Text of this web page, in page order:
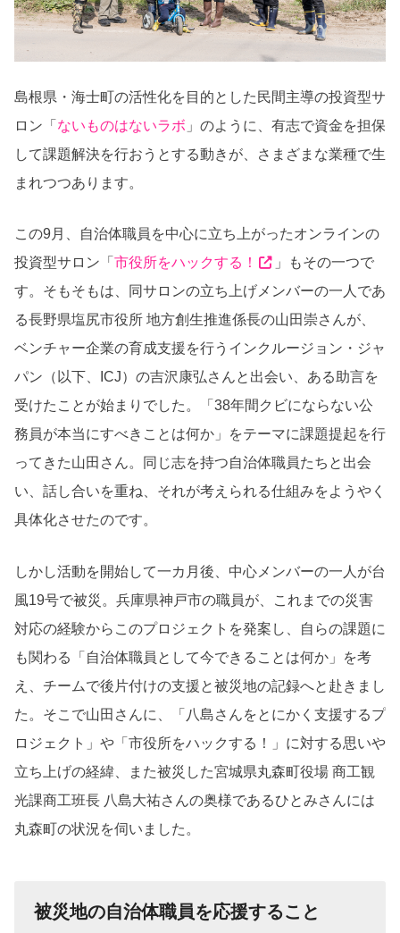
島根県・海士町の活性化を目的とした民間主導の投資型サ
ロン「 ないものはないラボ 」のように、有志で資金を担保
して課題解決を行おうとする動きが、さまざまな業種で生
まれつつあります。
この9月、自治体職員を中心に立ち上がったオンラインの
投資型サロン「 市役所をハックする！
」もその一つで
す。そもそもは、同サロンの立ち上げメンバーの一人であ
る長野県塩尻市役所 地方創生推進係長の山田崇さんが、
ベンチャー企業の育成支援を行うインクルージョン・ジャ
パン（以下、ICJ）の吉沢康弘さんと出会い、ある助言を
受けたことが始まりでした。「38年間クビにならない公
務員が本当にすべきことは何か」をテーマに課題提起を行
ってきた山田さん。同じ志を持つ自治体職員たちと出会
い、話し合いを重ね、それが考えられる仕組みをようやく
具体化させたのです。
しかし活動を開始して一カ月後、中心メンバーの一人が台
風19号で被災。兵庫県神戸市の職員が、これまでの災害
対応の経験からこのプロジェクトを発案し、自らの課題に
も関わる「自治体職員として今できることは何か」を考
え、チームで後片付けの支援と被災地の記録へと赴きまし
た。そこで山田さんに、「八島さんをとにかく支援するプ
ロジェクト」や「市役所をハックする！」に対する思いや
立ち上げの経緯、また被災した宮城県丸森町役場 商工観
光課商工班長 八島大祐さんの奥様であるひとみさんには
丸森町の状況を伺いました。
被災地の自治体職員を応援すること